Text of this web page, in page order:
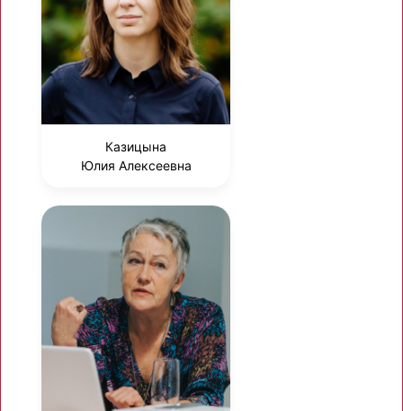
Казицына
Юлия Алексеевна